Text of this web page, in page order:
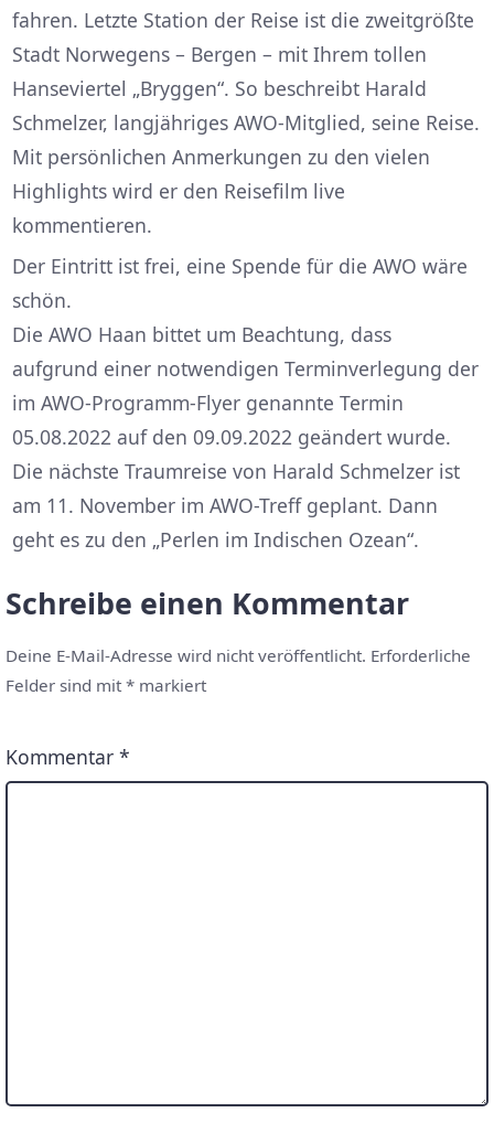
fahren. Letzte Station der Reise ist die zweitgrößte
Stadt Norwegens – Bergen – mit Ihrem tollen
Hanseviertel „Bryggen“. So beschreibt Harald
Schmelzer, langjähriges AWO-Mitglied, seine Reise.
Mit persönlichen Anmerkungen zu den vielen
Highlights wird er den Reisefilm live
kommentieren.
Der Eintritt ist frei, eine Spende für die AWO wäre
schön.
Die AWO Haan bittet um Beachtung, dass
aufgrund einer notwendigen Terminverlegung der
im AWO-Programm-Flyer genannte Termin
05.08.2022 auf den 09.09.2022 geändert wurde.
Die nächste Traumreise von Harald Schmelzer ist
am 11. November im AWO-Treff geplant. Dann
geht es zu den „Perlen im Indischen Ozean“.
Schreibe einen Kommentar
Deine E-Mail-Adresse wird nicht veröffentlicht. Erforderliche
Felder sind mit* markiert
Kommentar*